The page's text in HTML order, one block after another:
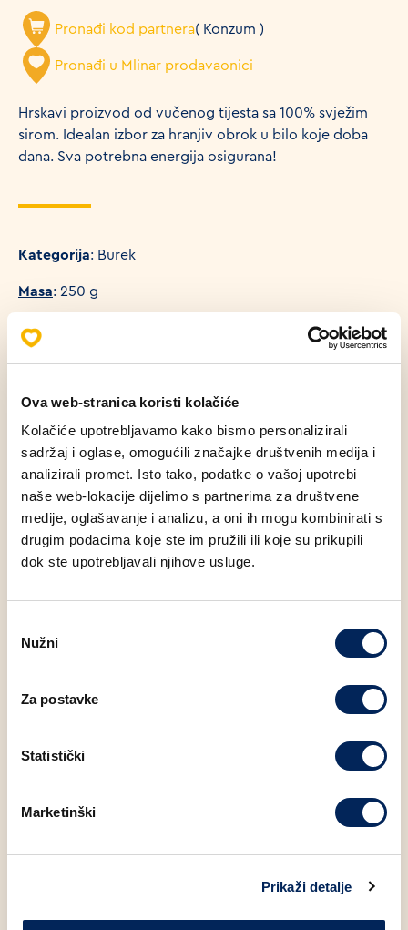
Ova web-stranica koristi kolačiće
Kolačiće upotrebljavamo kako bismo personalizirali
sadržaj i oglase, omogućili značajke društvenih medija i
analizirali promet. Isto tako, podatke o vašoj upotrebi
naše web-lokacije dijelimo s partnerima za društvene
medije, oglašavanje i analizu, a oni ih mogu kombinirati s
drugim podacima koje ste im pružili ili koje su prikupili
dok ste upotrebljavali njihove usluge.
pristanka
Nužni
Za postavke
Statistički
Marketinški
Prikaži detalje
Pronađi kod partnera( Konzum )
Pronađi u Mlinar prodavaonici
Hrskavi proizvod od vučenog tijesta sa 100% svježim
sirom. Idealan izbor za hranjiv obrok u bilo koje doba
dana. Sva potrebna energija osigurana!
Kategorija: Burek
Masa: 250 g
Udio energije u proizvodu (100g)
Energetski sadržaj proizvoda (100g): 220 KCAL
Alergeni
Nutritivne vrijednosti (100g)
Zasićene masne kiseline 2.17 g
25.50 g
Bjelančevine
Sol
Šećer